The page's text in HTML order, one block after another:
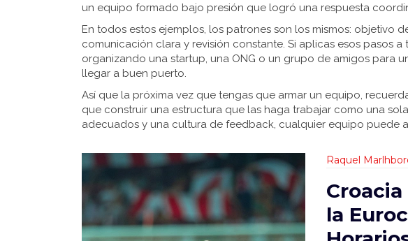
un equipo formado bajo presión que logró una respuesta
En todos estos ejemplos, los patrones son los mismos: objetivo
comunicación clara y revisión constante. Si aplicas esos pasos
organizando una startup, una ONG o un grupo de amigos para
llegar a buen puerto.
Así que la próxima vez que tengas que armar un equipo,
que construir una estructura que las haga trabajar como una
adecuados y una cultura de feedback, cualquier equipo puede
Raquel
la